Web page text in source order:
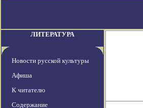
ЛИТЕРАТУРА
Новости русской культуры
Афиша
К читателю
Содержание